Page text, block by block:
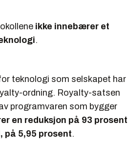
ikke innebærer et
.
teknologi som selskapet har
ordning. Royalty-satsen
programvaren som bygger
en reduksjon på 93 prosent
på 5,95 prosent.